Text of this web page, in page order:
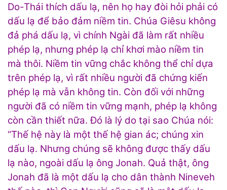
Do-Thái thích dấu lạ, nên họ hay đòi hỏi phải có
dấu lạ để bảo đảm niềm tin. Chúa Giêsu không
đả phá dấu lạ, vì chính Ngài đã làm rất nhiều
phép lạ, nhưng phép lạ chỉ khơi mào niềm tin
mà thôi. Niềm tin vững chắc không thể chỉ dựa
trên phép lạ, vì rất nhiều người đã chứng kiến
phép lạ mà vẫn không tin. Còn đối với những
người đã có niềm tin vững mạnh, phép lạ không
còn cần thiết nữa. Đó là lý do tại sao Chúa nói:
“Thế hệ này là một thế hệ gian ác; chúng xin
dấu lạ. Nhưng chúng sẽ không được thấy dấu
lạ nào, ngoài dấu lạ ông Jonah. Quả thật, ông
Jonah đã là một dấu lạ cho dân thành Nineveh